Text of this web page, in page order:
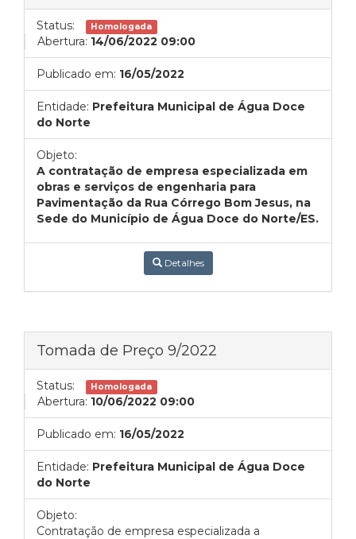
Status: Homologada
Abertura: 14/06/2022 09:00
Publicado em: 16/05/2022
Entidade: Prefeitura Municipal de Água Doce
do Norte
Objeto:
A contratação de empresa especializada em
obras e serviços de engenharia para
Pavimentação da Rua Córrego Bom Jesus, na
Sede do Município de Água Doce do Norte/ES.
Detalhes
Tomada de Preço 9/2022
Status: Homologada
Abertura: 10/06/2022 09:00
Publicado em: 16/05/2022
Entidade: Prefeitura Municipal de Água Doce
do Norte
Objeto:
Contratação de empresa especializada a